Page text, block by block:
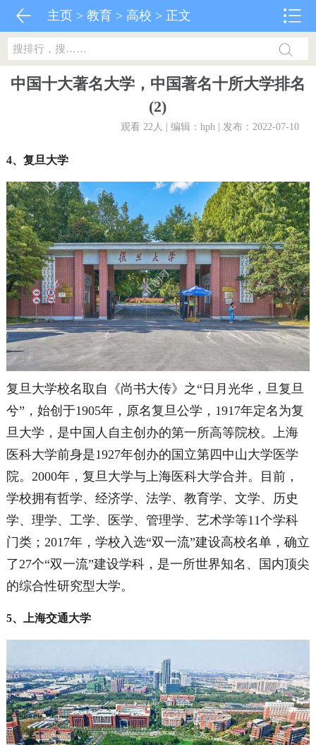
主页 >教育 > 高校 > 正文
中国十大著名大学，中国著名十所大学排名
(2)
观看 22人 | 编辑：hph | 发布：2022-07-10
4、复旦大学
复旦大学校名取自《尚书大传》之“日月光华，旦复旦
兮”， 始创于1905年，原名复旦公学，1917年定名为复
旦大学，是中国人自主创办的第一所高等院校。上海
医科大学前身是1927年创办的国立第四中山大学医学
院。2000年，复旦大学与上海医科大学合并。目前，
学校拥有哲学、经济学、法学、教育学、文学、历史
学、理学、工学、医学、管理学、艺术学等11个学科
门类；2017年，学校入选“双一流”建设高校名单，确立
了27个“双一流”建设学科，是一所世界知名、国内顶尖
的综合性研究型大学。
5、上海交通大学